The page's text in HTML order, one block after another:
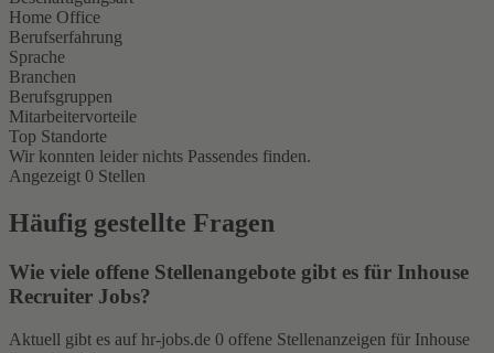
Home Office
Berufserfahrung
Sprache
Branchen
Berufsgruppen
Mitarbeitervorteile
Top Standorte
Wir konnten leider nichts Passendes finden.
Angezeigt 0 Stellen
Häufig gestellte Fragen
Wie viele offene Stellenangebote gibt es für Inhouse
Recruiter Jobs?
Aktuell gibt es auf hr-jobs.de 0 offene Stellenanzeigen für Inhouse